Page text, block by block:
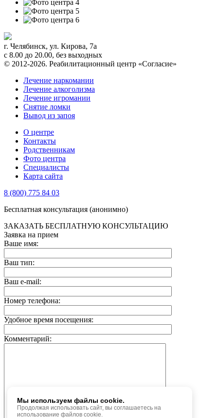
г. Челябинск, ул. Кирова, 7а
с 8.00 до 20.00, без выходных
© 2012-2026. Реабилитационный центр «Согласие»
Лечение наркомании
Лечение алкоголизма
Лечение игромании
Снятие ломки
Вывод из запоя
О центре
Контакты
Родственникам
Фото центра
Специалисты
Карта сайта
8 (800) 775 84 03
Бесплатная консультация (анонимно)
ЗАКАЗАТЬ БЕСПЛАТНУЮ КОНСУЛЬТАЦИЮ
Заявка на прием
Ваше имя:
Ваш тип:
Ваш e-mail:
Номер телефона:
Удобное время посещения:
Комментарий:
Мы используем файлы cookie.
Продолжая использовать сайт, вы соглашаетесь на
использование файлов cookie.